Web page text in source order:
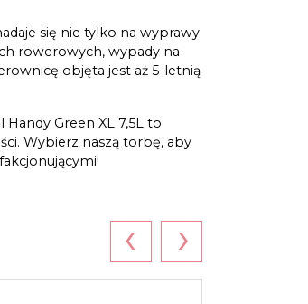
się nie tylko na wyprawy
rowerowych, wypady na
objęta jest aż 5-letnią
Green XL 7,5L to
Wybierz naszą torbę, aby
‹ ›